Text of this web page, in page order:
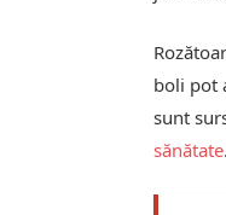
boli pot
sunt
sănătate.